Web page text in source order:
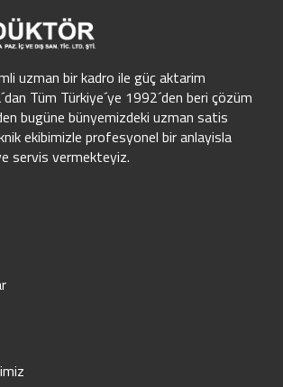
uzman bir kadro ile güç aktarim
Tüm Türkiye´ye 1992´den beri çözüm
bugüne bünyemizdeki uzman satis
ekibimizle profesyonel bir anlayisla
servis vermekteyiz.